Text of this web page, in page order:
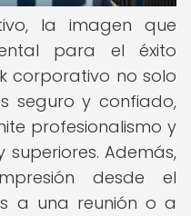
la imagen que
para el éxito
corporativo no solo
seguro y confiado,
profesionalismo y
Además,
desde el
a una reunión o a